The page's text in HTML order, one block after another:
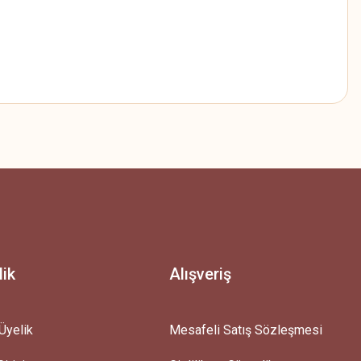
Alışveriş
Mesafeli Satış Sözleşmesi